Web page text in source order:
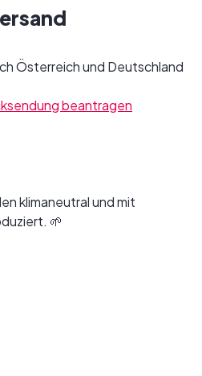
Österreich und Deutschland
beantragen
klimaneutral und mit
🌱